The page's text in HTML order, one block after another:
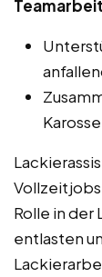
Rolle in der
entlasten